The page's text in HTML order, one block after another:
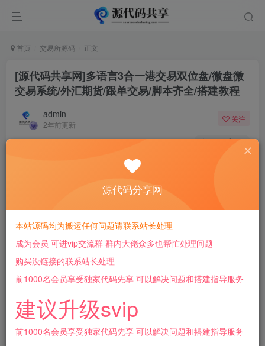
首页 交易所源码 正文
[源代码共享网]多语言3合一港交易双位盘/微盘微
交易系统/外汇期货/跟单交易/脚本齐全/搭建教程
admin
2年前更新
关注
358 10
此内容为付费资源，请付费后查看
￥25
会员免费 超级会员免费
[源代码共享网]多语言3合一港交易双位盘/微盘微交易系统/
外汇期货/跟单交易/脚本齐全/搭建教程
源代码分享网
本站源码均为搬运任何问题请联系站长处理
成为会员 可进vip交流群 群内大佬众多也帮忙处理问题
购买没链接的联系站长处理
前1000名会员享受独家代码先享 可以解决问题和搭建指导服务
建议升级svip
前1000名会员享受独家代码先享 可以解决问题和搭建指导服务